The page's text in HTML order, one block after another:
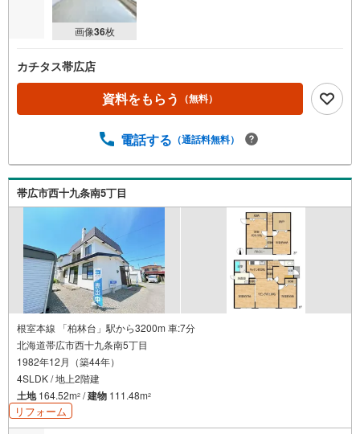
画像36枚
カチタス帯広店
資料をもらう （無料）
電話する （通話料無料）
帯広市西十九条南5丁目
根室本線 「柏林台」駅から3200m 車:7分
北海道帯広市西十九条南5丁目
1982年12月（築44年）
4SLDK / 地上2階建
土地164.52m2 /建物 111.48m2
リフォーム